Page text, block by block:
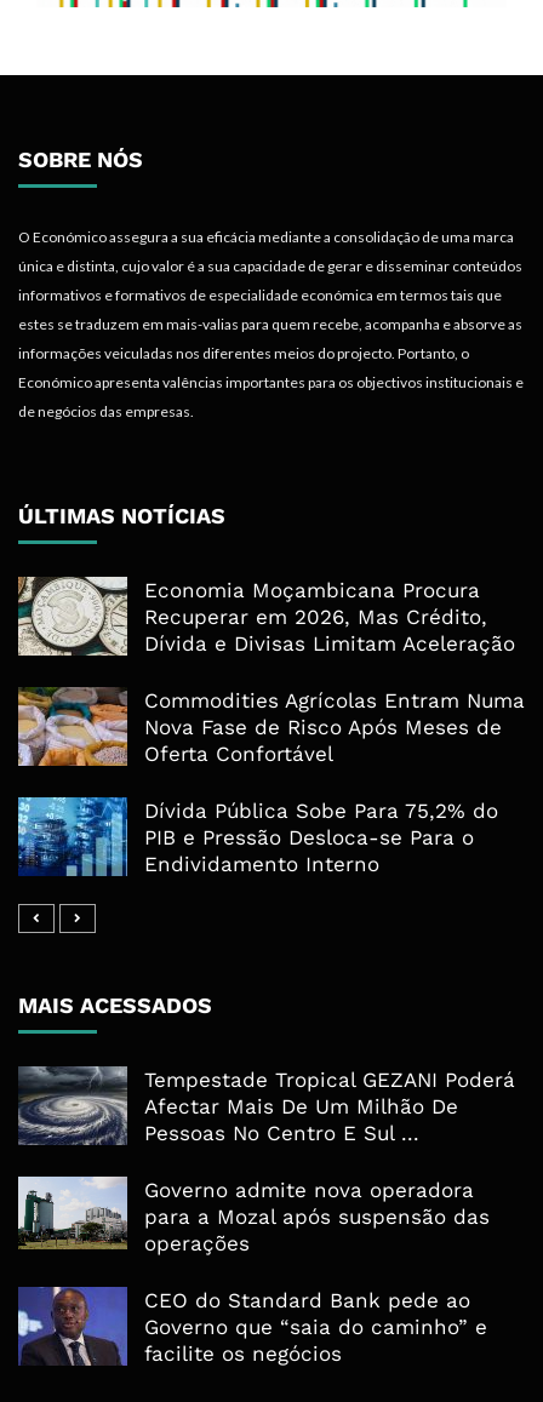
SOBRE NÓS
O Económico assegura a sua eficácia mediante a consolidação de uma marca
única e distinta, cujo valor é a sua capacidade de gerar e disseminar conteúdos
informativos e formativos de especialidade económica em termos tais que
estes se traduzem em mais-valias para quem recebe, acompanha e absorve as
informações veiculadas nos diferentes meios do projecto. Portanto, o
Económico apresenta valências importantes para os objectivos institucionais e
de negócios das empresas.
ÚLTIMAS NOTÍCIAS
Economia Moçambicana Procura
Recuperar em 2026, Mas Crédito,
Dívida e Divisas Limitam Aceleração
Commodities Agrícolas Entram Numa
Nova Fase de Risco Após Meses de
Oferta Confortável
Dívida Pública Sobe Para 75,2% do
PIB e Pressão Desloca-se Para o
Endividamento Interno
MAIS ACESSADOS
Tempestade Tropical GEZANI Poderá
Afectar Mais De Um Milhão De
Pessoas No Centro E Sul ...
Governo admite nova operadora
para a Mozal após suspensão das
operações
CEO do Standard Bank pede ao
Governo que “saia do caminho” e
facilite os negócios